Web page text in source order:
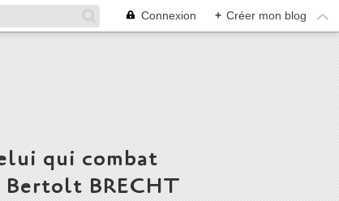
Connexion + Créer mon blog
qui combat
BRECHT